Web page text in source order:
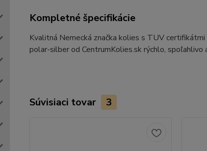
Kompletné špecifikácie
Kvalitná Nemecká značka kolies s TUV
polar-silber od CentrumKolies.sk rýchlo, spoľahlivo
Súvisiaci tovar 3